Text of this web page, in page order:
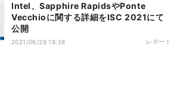
Intel、Sapphire RapidsやPonte
Vecchioに関する詳細をISC 2021にて
公開
2021/06/29 18:28 レポート